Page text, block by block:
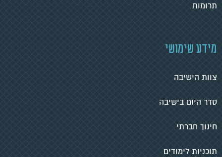
תרומות
מידע שימושי
צוות הישיבה
סדר היום בישיבה
חינוך חברתי
תוכניות לימודים